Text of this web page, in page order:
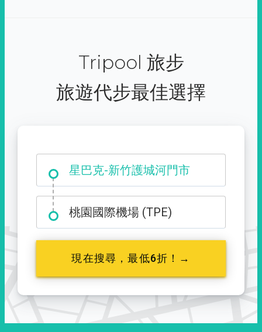
Tripool 旅步
旅遊代步最佳選擇
星巴克-新竹護城河門市
大霸尖山登山口
桃園國際機場 (TPE)
現在搜尋，最低6折！→